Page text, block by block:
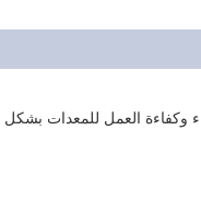
وكفاءة العمل للمعدات بشكل